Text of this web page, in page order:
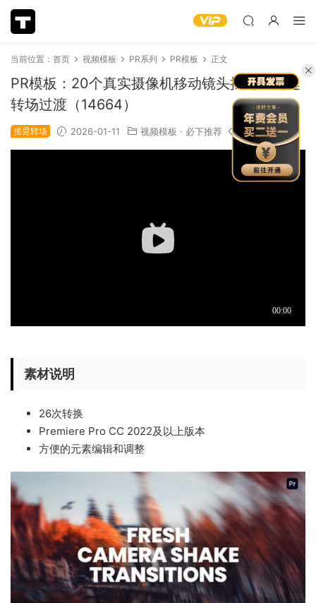
当前位置： 首页 视频模板 PR系列 PR模板 正文
PR模板：20个真实摄像机移动镜头摇晃感无缝
转场过渡（14664）
摇晃转场 2026-01-11 视频模板 · 必下推荐 1.19k
素材说明
26次转换
Premiere Pro CC 2022及以上版本
方便的元素编辑和调整